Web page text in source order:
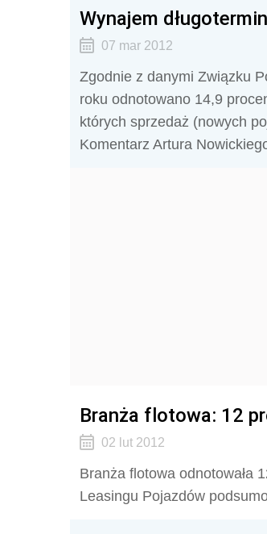
Wynajem
07 mar 2012
Zgodnie z danymi Związku
roku odnotowano 14,9
których sprzedaż (nowych
Komentarz Artura
Branża flotowa: 12
02 lut 2012
Branża flotowa odnotowała
Leasingu Pojazdów